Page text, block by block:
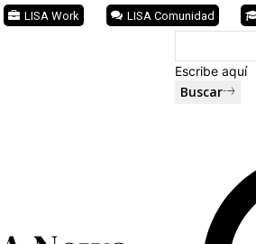
LISA Comunidad
LISA Work
Escribe aquí
Buscar